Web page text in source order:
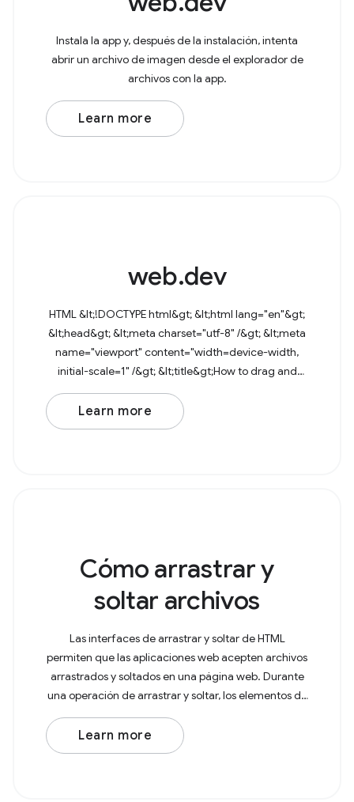
Instala la app y, después de la instalación, intenta
abrir un archivo de imagen desde el explorador de
archivos con la app.
Learn more
web.dev
HTML &lt;!DOCTYPE html&gt; &lt;html lang="en"&gt;
&lt;head&gt; &lt;meta charset="utf-8" /&gt; &lt;meta
name="viewport" content="width=device-width,
initial-scale=1" /&gt; &lt;title&gt;How to drag and
drop files&lt;/title&gt; &lt;/head&gt;
Learn more
Cómo arrastrar y
soltar archivos
Las interfaces de arrastrar y soltar de HTML
permiten que las aplicaciones web acepten archivos
arrastrados y soltados en una página web. Durante
una operación de arrastrar y soltar, los elementos de
archivo y directorio arrastrados se asocian con
Learn more